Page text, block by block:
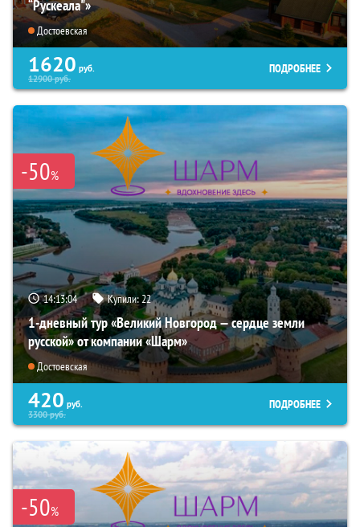
“Рускеала"»
Достоевская
1620 руб.
12900руб.
ПОДРОБНЕЕ
-50%
14:13:03 Купили:22
1-дневный тур «Великий Новгород — сердце земли
русской» от компании «Шарм»
Достоевская
420 руб.
3300руб.
ПОДРОБНЕЕ
-50%